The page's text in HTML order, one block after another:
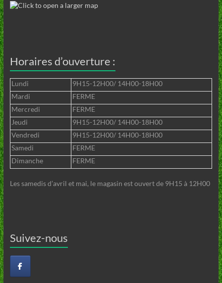
Horaires d’ouverture :
Lundi
9H15-12H00/ 14H00-18H00
Mardi
FERME
Mercredi
FERME
Jeudi
9H15-12H00/ 14H00-18H00
Vendredi
9H15-12H00/ 14H00-18H00
Samedi
FERME
Dimanche
FERME
Les samedis d’avril et mai, le magasin est ouvert de 9H15 à 12H00
Suivez-nous